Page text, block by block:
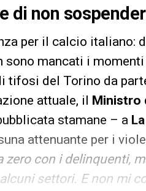
di non
per il calcio italiano:
sono mancati i
tifosi del Torino da
attuale, il Ministro
stamane – a
attenuante per i
zero con i delinquenti,
settori. E non mi